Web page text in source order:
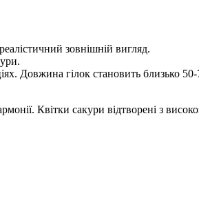
зовнішній вигляд.
Довжина гілок становить близько
Квітки сакури відтворені з